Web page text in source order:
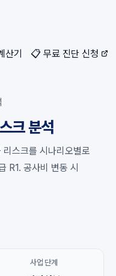
산기 📋 무료 진단 신청
크 분석
스크를 시나리오별로
R1. 공사비 변동 시
사업 단계